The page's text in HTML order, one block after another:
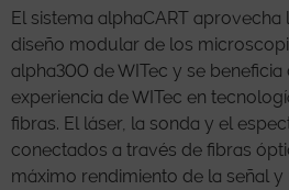
El sistema alphaCART
diseño modular de los
alpha300 de WITec y se beneficia
experiencia de WITec en
fibras. El láser, la sonda y el
conectados a través de fibras
máximo rendimiento de la señal